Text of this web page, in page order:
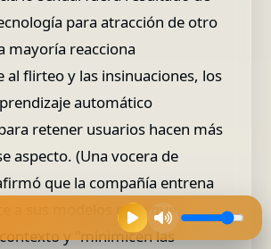
para atracción de otro
mayoría reacciona
al flirteo y las insinuaciones, los
automático
retener usuarios hacen más
aspecto. (Una vocera de
que la compañía entrena
a sus modelos para que
y "minimicen las